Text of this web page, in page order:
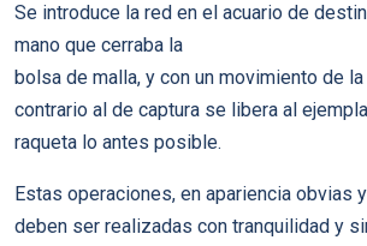
Se introduce la red en el acuario de
mano que cerraba la
bolsa de malla, y con un movimiento de
contrario al de captura se libera al
raqueta lo antes posible.
Estas operaciones, en apariencia obvias
deben ser realizadas con tranquilidad y